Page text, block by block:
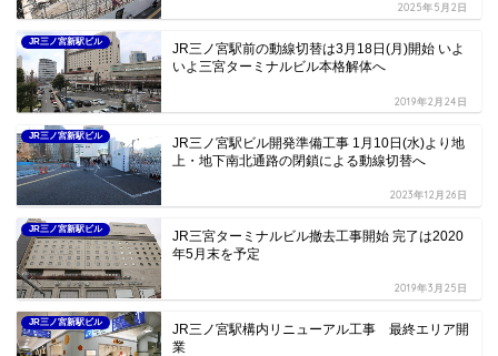
2025年5月2日
JR三ノ宮新駅ビル
JR三ノ宮駅前の動線切替は3月18日(月)開始 いよ
いよ三宮ターミナルビル本格解体へ
2019年2月24日
JR三ノ宮新駅ビル
JR三ノ宮駅ビル開発準備工事 1月10日(水)より地
上・地下南北通路の閉鎖による動線切替へ
2023年12月26日
JR三ノ宮新駅ビル
JR三宮ターミナルビル撤去工事開始 完了は2020
年5月末を予定
2019年3月25日
JR三ノ宮新駅ビル
JR三ノ宮駅構内リニューアル工事 最終エリア開
業